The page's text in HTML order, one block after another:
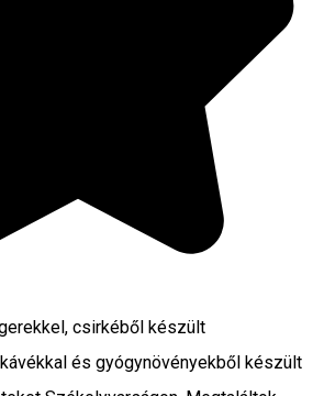
csirkéből készült
és gyógynövényekből készült